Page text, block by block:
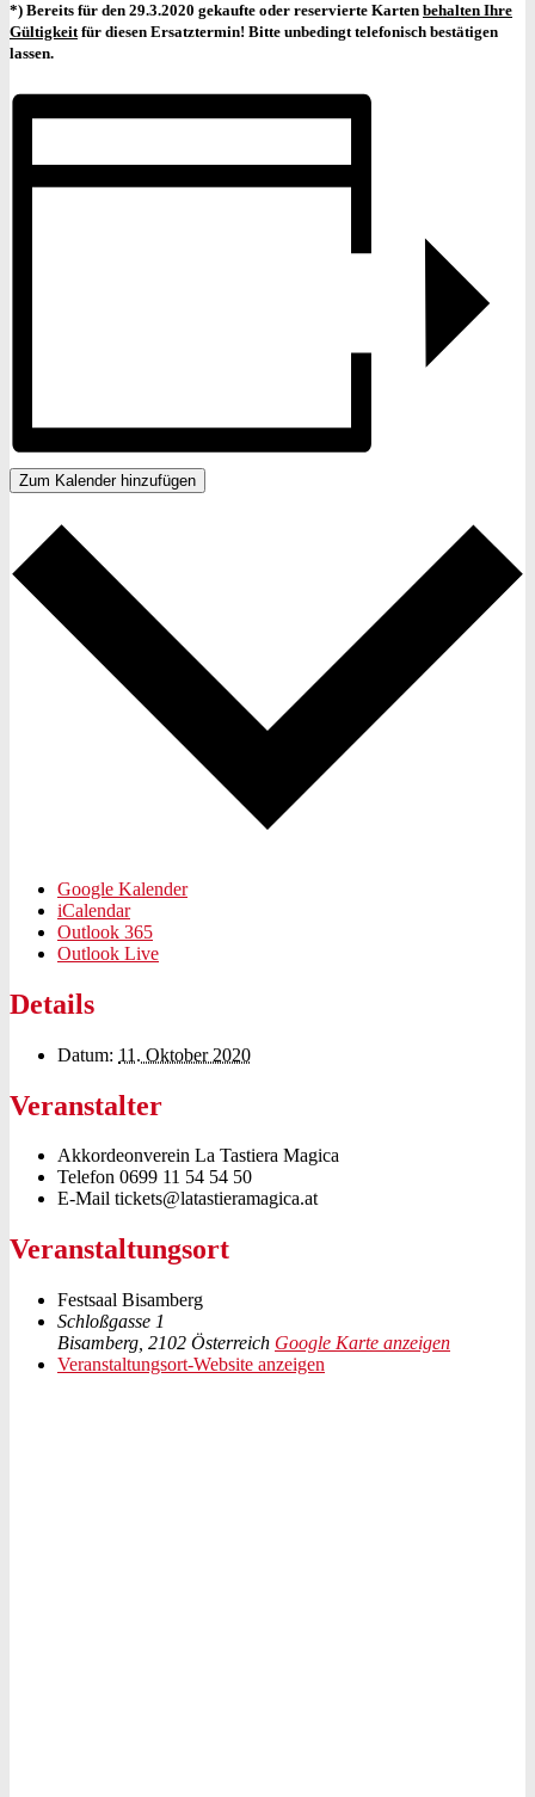
*) Bereits für den 29.3.2020 gekaufte oder reservierte Karten behalten Ihre
Gültigkeitfür diesen Ersatztermin! Bitte unbedingt telefonisch bestätigen
lassen.
Zum Kalender hinzufügen
Google Kalender
iCalendar
Outlook 365
Outlook Live
Details
Datum: 11. Oktober 2020
Veranstalter
Akkordeonverein La Tastiera Magica
Telefon 0699 11 54 54 50
E-Mail tickets@latastieramagica.at
Veranstaltungsort
Festsaal Bisamberg
Schloßgasse 1
Bisamberg 2102 Österreich Google Karte anzeigen
Veranstaltungsort-Website anzeigen